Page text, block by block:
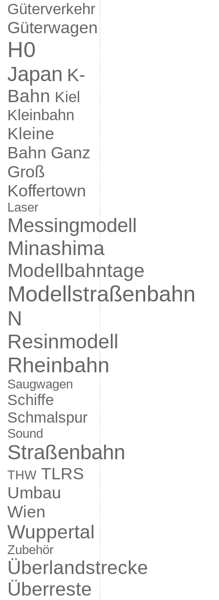
Güterverkehr
Güterwagen
H0
Japan K-
Bahn Kiel
Kleinbahn
Kleine
Bahn Ganz
Groß
Koffertown
Laser
Messingmodell
Minashima
Modellbahntage
Modellstraßenbahn
N
Resinmodell
Rheinbahn
Saugwagen
Schiffe
Schmalspur
Sound
Straßenbahn
THW TLRS
Umbau
Wien
Wuppertal
Zubehör
Überlandstrecke
Überreste